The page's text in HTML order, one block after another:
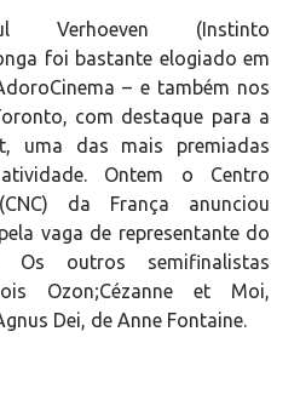
(Instinto
foi bastante elogiado em
– e também nos
com destaque para a
uma das mais premiadas
Ontem o Centro
da França anunciou
vaga de representante do
outros semifinalistas
Ozon;Cézanne et Moi,
Dei, de Anne Fontaine.